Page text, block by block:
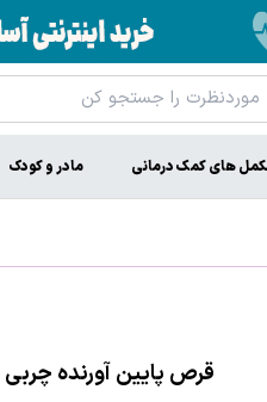
های کمک درمانی مادر و کودک
قرص پایین آورنده چربی